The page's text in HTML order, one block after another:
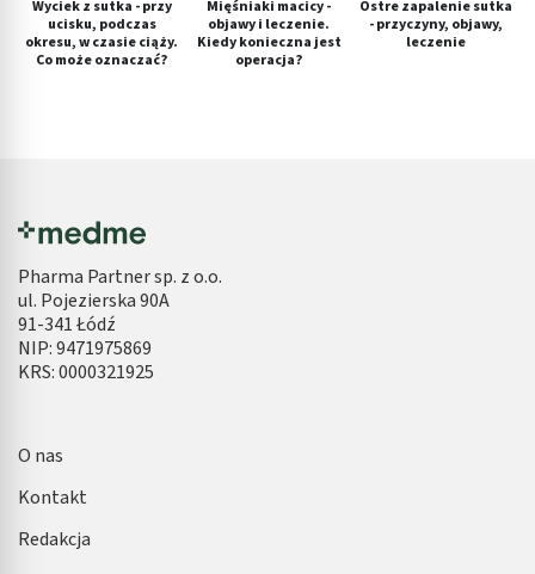
Wyciek z sutka - przy
ucisku, podczas
okresu, w czasie ciąży.
Co może oznaczać?
Mięśniaki macicy -
objawy i leczenie.
Kiedy konieczna jest
operacja?
Ostre zapalenie sutka
- przyczyny, objawy,
leczenie
Pharma Partner sp. z o.o.
ul. Pojezierska 90A
91-341 Łódź
NIP: 9471975869
KRS: 0000321925
O nas
Kontakt
Redakcja